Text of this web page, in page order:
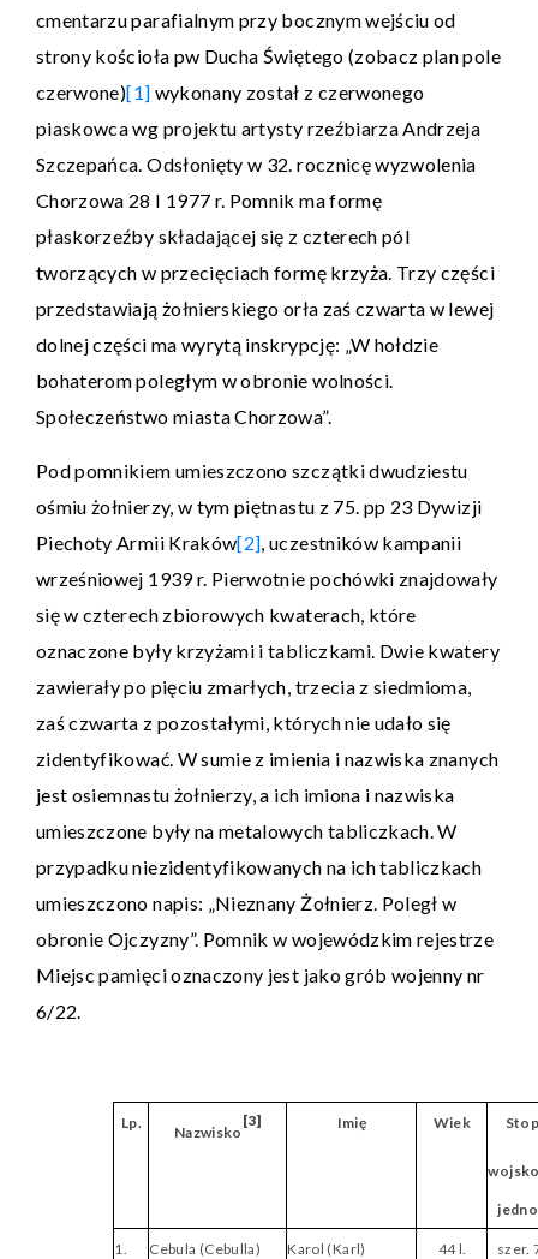
cmentarzu parafialnym przy bocznym wejściu od
strony kościoła pw Ducha Świętego (zobacz plan pole
czerwone)[1] wykonany został z czerwonego
piaskowca wg projektu artysty rzeźbiarza Andrzeja
Szczepańca. Odsłonięty w 32. rocznicę wyzwolenia
Chorzowa 28 I 1977 r. Pomnik ma formę
płaskorzeźby składającej się z czterech pól
tworzących w przecięciach formę krzyża. Trzy części
przedstawiają żołnierskiego orła zaś czwarta w lewej
dolnej części ma wyrytą inskrypcję: „W hołdzie
bohaterom poległym w obronie wolności.
Społeczeństwo miasta Chorzowa”.
Pod pomnikiem umieszczono szczątki dwudziestu
ośmiu żołnierzy, w tym piętnastu z 75. pp 23 Dywizji
Piechoty Armii Kraków[2], uczestników kampanii
wrześniowej 1939 r. Pierwotnie pochówki znajdowały
się w czterech zbiorowych kwaterach, które
oznaczone były krzyżami i tabliczkami. Dwie kwatery
zawierały po pięciu zmarłych, trzecia z siedmioma,
zaś czwarta z pozostałymi, których nie udało się
zidentyfikować. W sumie z imienia i nazwiska znanych
jest osiemnastu żołnierzy, a ich imiona i nazwiska
umieszczone były na metalowych tabliczkach. W
przypadku niezidentyfikowanych na ich tabliczkach
umieszczono napis: „Nieznany Żołnierz. Poległ w
obronie Ojczyzny”. Pomnik w wojewódzkim rejestrze
Miejsc pamięci oznaczony jest jako grób wojenny nr
6/22.
Lp.
Nazwisko
[3] Imię Wiek
1. Cebula (Cebulla) Karol (Karl) 44 l. szer.